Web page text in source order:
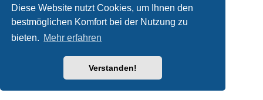
Diese Website nutzt Cookies, um Ihnen den
bestmöglichen Komfort bei der Nutzung zu
bieten. Mehr erfahren
Verstanden!